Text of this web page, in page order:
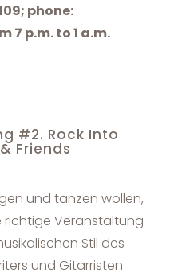
phone:
7 p.m. to 1 a.m.
#2. Rock Into
Friends
und tanzen wollen,
richtige Veranstaltung
Stil des
und Gitarristen